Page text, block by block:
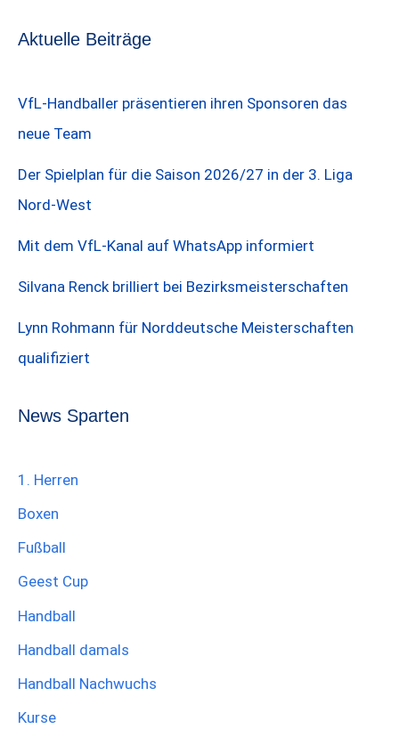
Aktuelle Beiträge
VfL-Handballer präsentieren ihren Sponsoren das
neue Team
Der Spielplan für die Saison 2026/27 in der 3. Liga
Nord-West
Mit dem VfL-Kanal auf WhatsApp informiert
Silvana Renck brilliert bei Bezirksmeisterschaften
Lynn Rohmann für Norddeutsche Meisterschaften
qualifiziert
News Sparten
1. Herren
Boxen
Fußball
Geest Cup
Handball
Handball damals
Handball Nachwuchs
Kurse